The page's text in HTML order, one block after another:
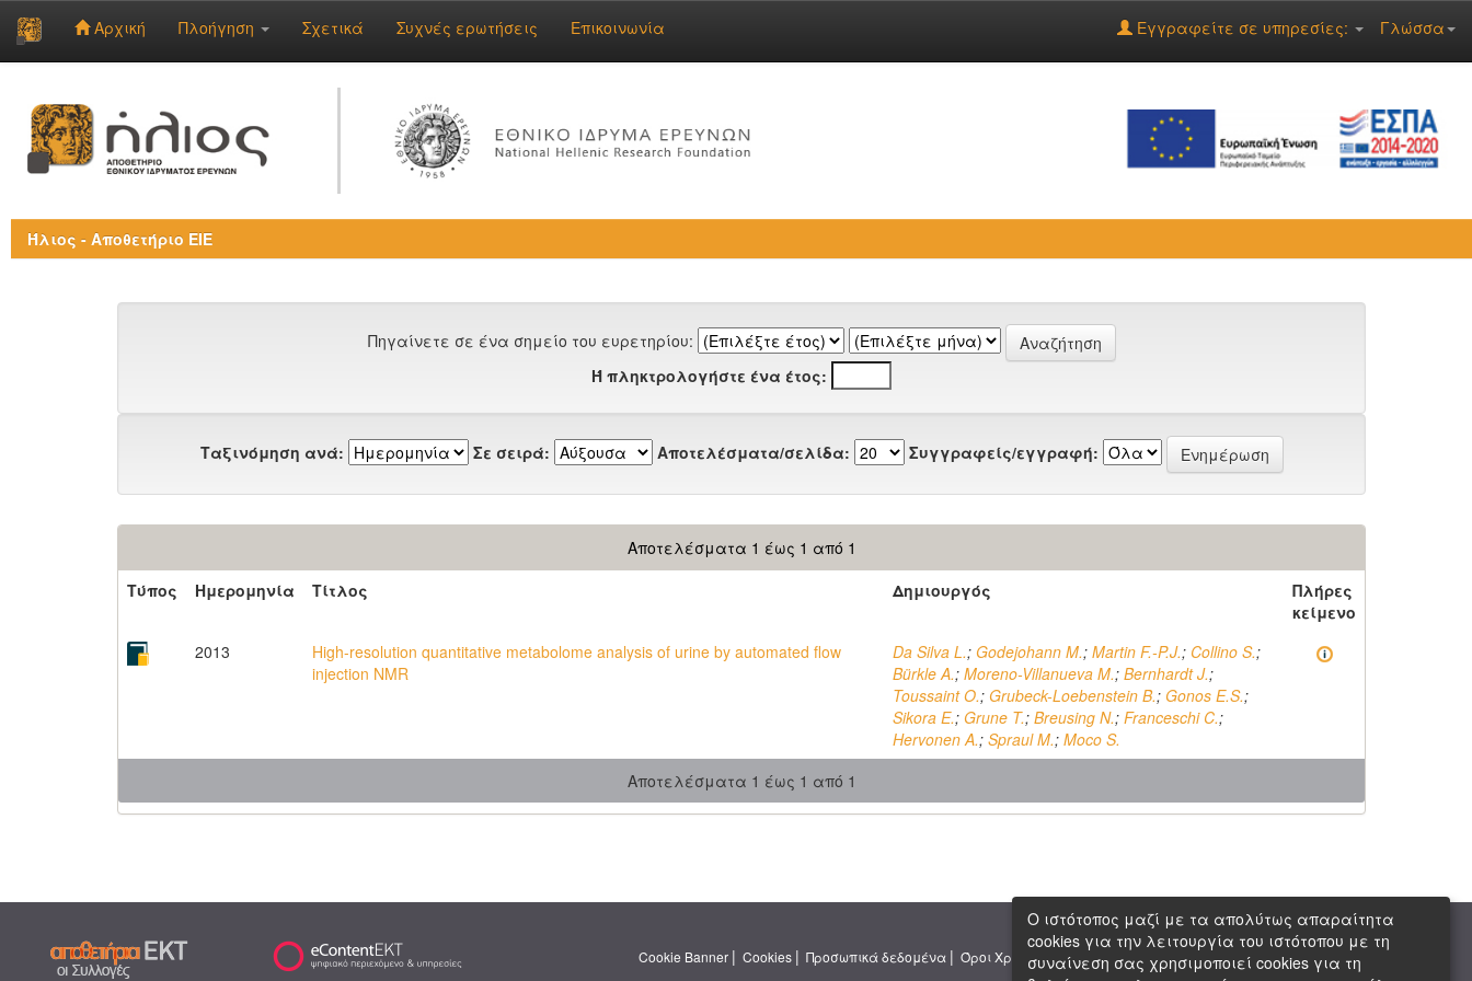
navigation
Αρχική Πλοήγηση Σχετικά Συχνές ερωτήσεις Επικοινωνία Γλώσσα
Εγγραφείτε σε υπηρεσίες:
Ήλιος - Αποθετήριο ΕΙΕ
Πηγαίνετε σε ένα σημείο του ευρετηρίου:
Ή πληκτρολογήστε ένα έτος:
Ταξινόμηση ανά: Σε σειρά: Αποτελέσματα/σελίδα: Συγγραφείς/εγγραφή:
Αποτελέσματα 1 έως 1 από 1
Τύπος
Ημερομηνία Τίτλος Δημιουργός
Πλήρες
κείμενο
2013
High-resolution quantitative metabolome analysis of urine by automated flow
injection NMR
Da Silva L.; Godejohann M.; Martin F.-P.J.; Collino S.;
Bürkle A.; Moreno-Villanueva M.; Bernhardt J.;
Toussaint O.; Grubeck-Loebenstein B.; Gonos E.S.;
Sikora E.; Grune T.; Breusing N.; Franceschi C.;
Hervonen A.; Spraul M.; Moco S.
Αποτελέσματα 1 έως 1 από 1
Cookie Banner | Cookies | Προσωπικά δεδομένα | Όροι Χρήσης| Πνευματική Ιδιοκτησία | Copyright © 2026 ΕΙΕ
Ο ιστότοπος μαζί με τα απολύτως απαραίτητα
cookies για την λειτουργία του ιστότοπου με τη
συναίνεση σας χρησιμοποιεί cookies για τη